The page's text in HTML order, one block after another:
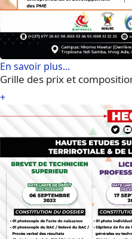
En savoir plus...
Grille des prix et
+